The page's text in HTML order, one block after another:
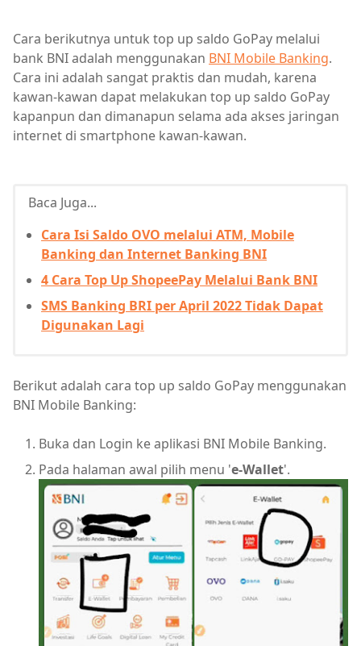
Cara berikutnya untuk top up saldo GoPay melalui
bank BNI adalah menggunakan BNI Mobile Banking.
Cara ini adalah sangat praktis dan mudah, karena
kawan-kawan dapat melakukan top up saldo GoPay
kapanpun dan dimanapun selama ada akses jaringan
internet di smartphone kawan-kawan.
Baca Juga...
Cara Isi Saldo OVO melalui ATM, Mobile
Banking dan Internet Banking BNI
4 Cara Top Up ShopeePay Melalui Bank BNI
SMS Banking BRI per April 2022 Tidak Dapat
Digunakan Lagi
Berikut adalah cara top up saldo GoPay menggunakan
BNI Mobile Banking:
Buka dan Login ke aplikasi BNI Mobile Banking.
Pada halaman awal pilih menu 'e-Wallet'.